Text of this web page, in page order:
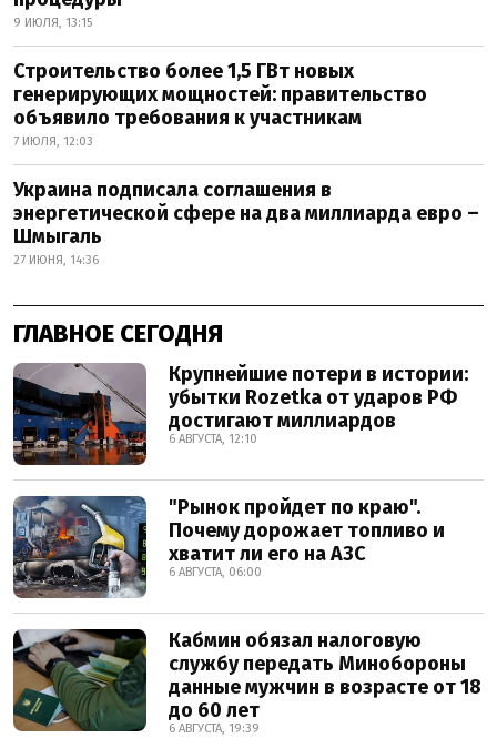
9 ИЮЛЯ, 13:15
Строительство более 1,5 ГВт новых
генерирующих мощностей: правительство
объявило требования к участникам
7 ИЮЛЯ, 12:03
Украина подписала соглашения в
энергетической сфере на два миллиарда евро –
Шмыгаль
27 ИЮНЯ, 14:36
ГЛАВНОЕ СЕГОДНЯ
Крупнейшие потери в истории:
убытки Rozetka от ударов РФ
достигают миллиардов
6 АВГУСТА, 12:10
"Рынок пройдет по краю".
Почему дорожает топливо и
хватит ли его на АЗС
6 АВГУСТА, 06:00
Кабмин обязал налоговую
службу передать Минобороны
данные мужчин в возрасте от 18
до 60 лет
6 АВГУСТА, 19:39